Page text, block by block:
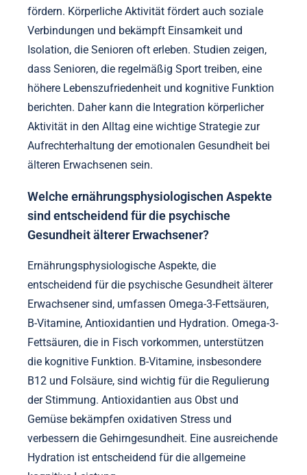
fördern. Körperliche Aktivität fördert auch soziale
Verbindungen und bekämpft Einsamkeit und
Isolation, die Senioren oft erleben. Studien zeigen,
dass Senioren, die regelmäßig Sport treiben, eine
höhere Lebenszufriedenheit und kognitive Funktion
berichten. Daher kann die Integration körperlicher
Aktivität in den Alltag eine wichtige Strategie zur
Aufrechterhaltung der emotionalen Gesundheit bei
älteren Erwachsenen sein.
Welche ernährungsphysiologischen Aspekte
sind entscheidend für die psychische
Gesundheit älterer Erwachsener?
Ernährungsphysiologische Aspekte, die
entscheidend für die psychische Gesundheit älterer
Erwachsener sind, umfassen Omega-3-Fettsäuren,
B-Vitamine, Antioxidantien und Hydration. Omega-3-
Fettsäuren, die in Fisch vorkommen, unterstützen
die kognitive Funktion. B-Vitamine, insbesondere
B12 und Folsäure, sind wichtig für die Regulierung
der Stimmung. Antioxidantien aus Obst und
Gemüse bekämpfen oxidativen Stress und
verbessern die Gehirngesundheit. Eine ausreichende
Hydration ist entscheidend für die allgemeine